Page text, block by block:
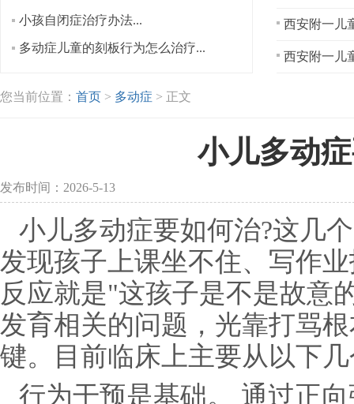
小孩自闭症治疗办法...
多动症儿童的刻板行为怎么治疗...
西安附一儿
西安附一儿
您当前位置： 首页 > 多动症 > 正文
小儿多动
发布时间：2026-5-13
小儿多动症要如何治?这几
发现孩子上课坐不住、写作
反应就是"这孩子是不是故意
发育相关的问题，光靠打骂
键。目前临床上主要从以下
行为干预是基础。 通过正